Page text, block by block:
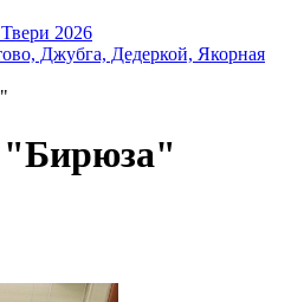
2026
Джубга, Дедеркой, Якорная
"Бирюза"